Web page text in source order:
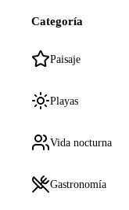
Categoría
Paisaje
Playas
Vida nocturna
Gastronomía